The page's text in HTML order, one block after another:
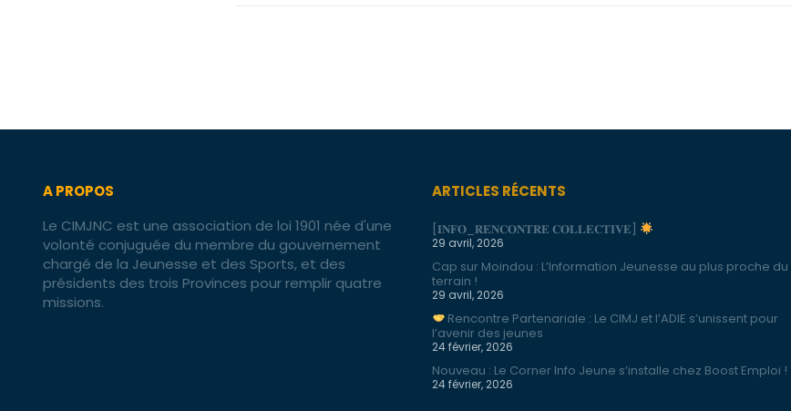
A PROPOS
Le CIMJNC est une association de loi 1901 née d'une
volonté conjuguée du membre du gouvernement
chargé de la Jeunesse et des Sports, et des
présidents des trois Provinces pour remplir quatre
missions.
ARTICLES RÉCENTS
[𝐈𝐍𝐅𝐎_𝐑𝐄𝐍𝐂𝐎𝐍𝐓𝐑𝐄 𝐂𝐎𝐋𝐋𝐄𝐂𝐓𝐈𝐕𝐄]
29 avril, 2026
Cap sur Moindou : L’Information Jeunesse au plus proche du
terrain !
29 avril, 2026
Rencontre Partenariale : Le CIMJ et l’ADIE s’unissent pour
l’avenir des jeunes
24 février, 2026
Nouveau : Le Corner Info Jeune s’installe chez Boost Emploi !
24 février, 2026